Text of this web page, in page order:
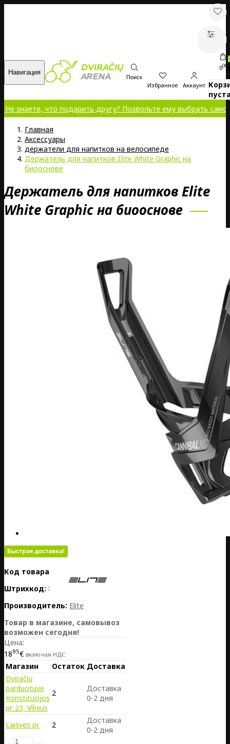
Навигация
Поиск
Избранное Аккаунт
0
000
что подарить другу? Позвольте ему выбрать самому!
Главная
Аксессуары
держатели для напитков на велосипеде
Держатель для напитков Elite White Graphic на
биооснове
Держатель для напитков Elite
White Graphic на биооснове
Код товара:
Штрихкод: 8020775043868
Производитель: Elite
Товар в магазине, самовывоз
возможен сегодня!
Цена:
1895€ включая НДС
Магазин Остаток Доставка
Dviračių
parduotuvė
Konstitucijos
pr. 23, Vilnius
2
Доставка
0-2 дня
Laisves pr. 2
Доставка
0-2 дня